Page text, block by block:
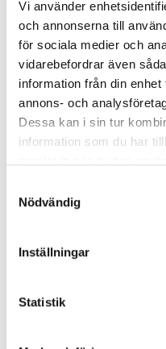
Vi använder
och annonserna till
för sociala medier och
vidarebefordrar även
information från din
annons- och
Dessa kan i sin tur
information som du har
Nödvändig
Inställningar
Statistik
8 millimeter go'
upp i nacken, för att
belastningsskador.
När sandalerna gjort
och låt dem få ett långt
pensionärer hemma
Jag
kvalitet,